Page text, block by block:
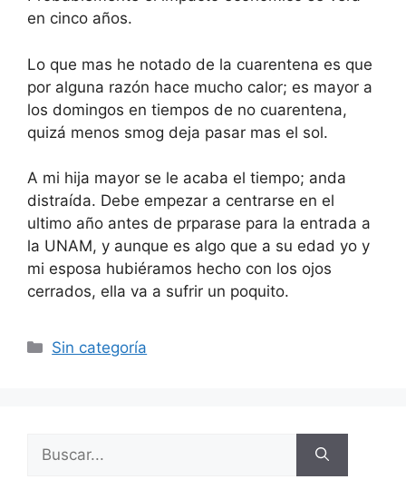
en cinco años.
Lo que mas he notado de la cuarentena es que
por alguna razón hace mucho calor; es mayor a
los domingos en tiempos de no cuarentena,
quizá menos smog deja pasar mas el sol.
A mi hija mayor se le acaba el tiempo; anda
distraída. Debe empezar a centrarse en el
ultimo año antes de prparase para la entrada a
la UNAM, y aunque es algo que a su edad yo y
mi esposa hubiéramos hecho con los ojos
cerrados, ella va a sufrir un poquito.
Categorías
Sin categoría
Buscar: